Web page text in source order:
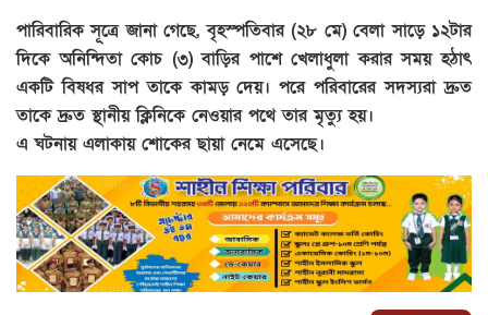
পারিবারিক সূত্রে জানা গেছে, বৃহস্পতিবার (২৮ মে) বেলা সাড়ে ১২টার
দিকে অনিন্দিতা কোচ (৩) বাড়ির পাশে খেলাধুলা করার সময় হঠাৎ
একটি বিষধর সাপ তাকে কামড় দেয়। পরে পরিবারের সদস্যরা দ্রুত
তাকে দ্রুত স্থানীয় ক্লিনিকে নেওয়ার পথে তার মৃত্যু হয়।
এ ঘটনায় এলাকায় শোকের ছায়া নেমে এসেছে।